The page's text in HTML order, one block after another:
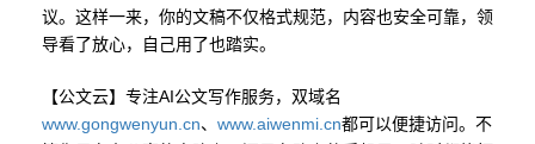
议。这样一来，你的文稿不仅格式规范，内容也安全可靠，领
导看了放心，自己用了也踏实。
【公文云】专注AI公文写作服务，双域名
www.gongwenyun.cn、 www.aiwenmi.cn都可以便捷访问。不